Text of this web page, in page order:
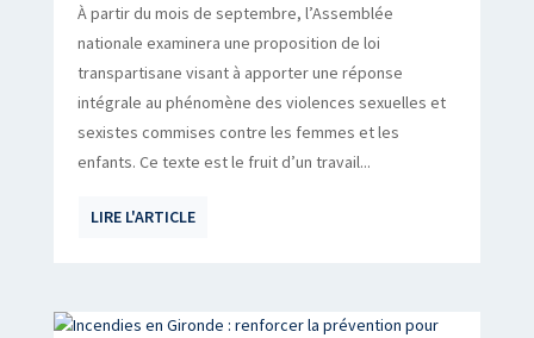
À partir du mois de septembre, l’Assemblée
nationale examinera une proposition de loi
transpartisane visant à apporter une réponse
intégrale au phénomène des violences sexuelles et
sexistes commises contre les femmes et les
enfants. Ce texte est le fruit d’un travail...
LIRE L'ARTICLE